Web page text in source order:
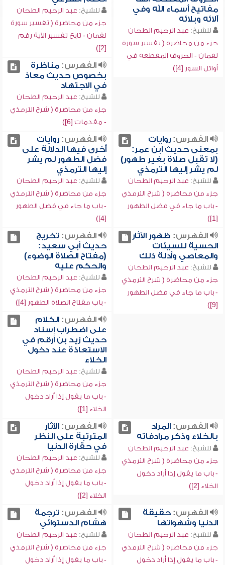
مفاتيح أسماء الله وفي
آلائه وبلائه
للشيخ: عبد الرحيم الطحان
جزء من محاضرة ( تفسير سورة
لقمان - الحروف المقطعة في
أوائل السور [4])
للشيخ: عبد الرحيم الطحان
جزء من محاضرة ( تفسير سورة
لقمان - تابع تفسير الآية رقم
[2])
الفهرس:مناظرة
بخصوص حديث معاذ
في الاجتهاد
للشيخ: عبد الرحيم الطحان
جزء من محاضرة ( شرح الترمذي
- مقدمات [6])
الفهرس:روايات
بمعنى حديث ابن عمر:
(لا تقبل صلاة بغير طهور)
لم يشر إليها الترمذي
للشيخ: عبد الرحيم الطحان
جزء من محاضرة ( شرح الترمذي
- باب ما جاء في فضل الطهور
[1])
الفهرس:روايات
أخرى فيها الدلالة على
فضل الطهور لم يشر
إليها الترمذي
للشيخ: عبد الرحيم الطحان
جزء من محاضرة ( شرح الترمذي
- باب ما جاء في فضل الطهور
[4])
الفهرس: ظهور الآثار
الحسية للسيئات
والمعاصي وأدلة ذلك
للشيخ: عبد الرحيم الطحان
جزء من محاضرة ( شرح الترمذي
- باب ما جاء في فضل الطهور
[9])
الفهرس: تخريج
حديث أبي سعيد:
(مفتاح الصلاة الوضوء)
والحكم عليه
للشيخ: عبد الرحيم الطحان
جزء من محاضرة ( شرح الترمذي
- باب مفتاح الصلاة الطهور [4])
الفهرس:الكلام
على اضطراب إسناد
حديث زيد بن أرقم في
الاستعاذة عند دخول
الخلاء
للشيخ: عبد الرحيم الطحان
جزء من محاضرة ( شرح الترمذي
- باب ما يقول إذا أراد دخول
الخلاء [1])
الفهرس:المراد
بالخلاء وذكر مرادفاته
للشيخ: عبد الرحيم الطحان
جزء من محاضرة ( شرح الترمذي
- باب ما يقول إذا أراد دخول
الخلاء [2])
الفهرس:الآثار
المترتبة على النظر
في حقارة الدنيا
للشيخ: عبد الرحيم الطحان
جزء من محاضرة ( شرح الترمذي
- باب ما يقول إذا أراد دخول
الخلاء [2])
الفهرس:حقيقة
الدنيا وشهواتها
للشيخ: عبد الرحيم الطحان
جزء من محاضرة ( شرح الترمذي
- باب ما يقول إذا أراد دخول
الفهرس: ترجمة
هشام الدستوائي
للشيخ: عبد الرحيم الطحان
جزء من محاضرة ( شرح الترمذي
- باب ما يقول إذا أراد دخول